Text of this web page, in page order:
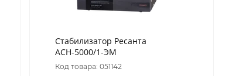
Стабилизатор Ресанта
АСН-5000/1-ЭМ
Код товара: 051142